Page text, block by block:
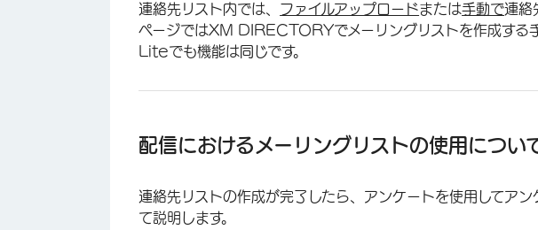
連絡先リスト内では、 ファイルアップロードまたは手動で連絡
ページではXM DIRECTORYでメーリングリストを作成す
Liteでも機能は同じです。
配信におけるメーリングリストの使用につい
連絡先リストの作成が完了したら、アンケートを使用してア
て説明します。